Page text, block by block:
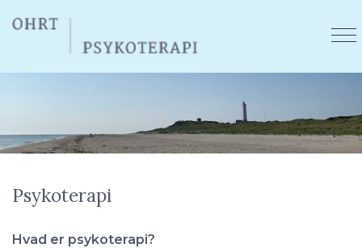
to
Psykoterapi
Hvad er psykoterapi?